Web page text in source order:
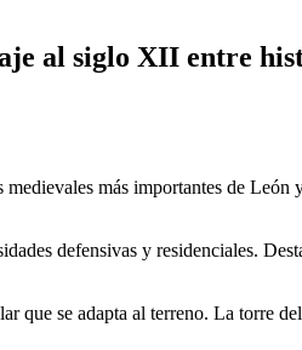
al siglo XII entre
más importantes de
defensivas y residenciales.
se adapta al terreno. La torre